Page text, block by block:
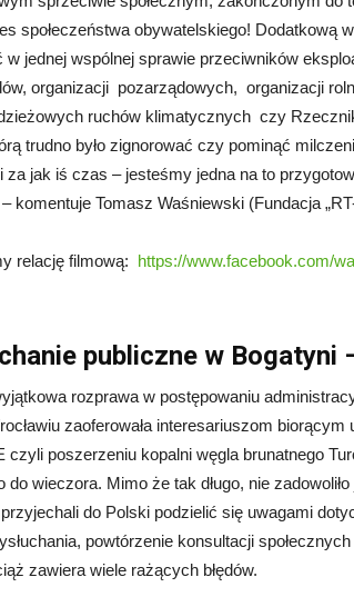
społeczeństwa obywatelskiego! Dodatkową
w jednej wspólnej sprawie przeciwników
organizacji pozarządowych, organizacji
ruchów klimatycznych czy
trudno było zignorować czy pominąć
za jak iś czas – jesteśmy jedna na to
komentuje Tomasz Waśniewski (Fundacja
relację filmową: https://www.facebook.com/
publiczne w Bogatyni
rozprawa w postępowaniu
zaoferowała interesariuszom
czyli poszerzeniu kopalni węgla brunatnego
do wieczora. Mimo że tak długo, nie
do Polski podzielić się uwagami
powtórzenie konsultacji
zawiera wiele rażących błędów.